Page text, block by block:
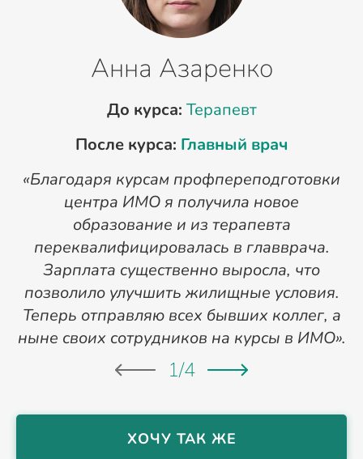
Анна Азаренко
До курса: Терапевт
После курса: Главный врач
«Благодаря курсам профпереподготовки
центра ИМО я получила новое
образование и из терапевта
переквалифицировалась в главврача.
Зарплата существенно выросла, что
позволило улучшить жилищные условия.
Теперь отправляю всех бывших коллег, а
ныне своих сотрудников на курсы в ИМО».
1/4
ХОЧУ ТАК ЖЕ